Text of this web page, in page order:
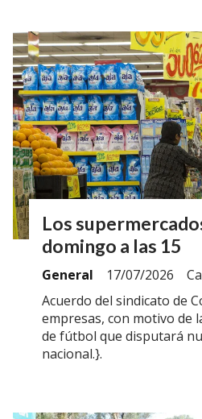
Los
domingo a las 15
General
17/07/2026
Acuerdo del sindicato de
empresas, con motivo de
de fútbol que disputará
nacional.}.